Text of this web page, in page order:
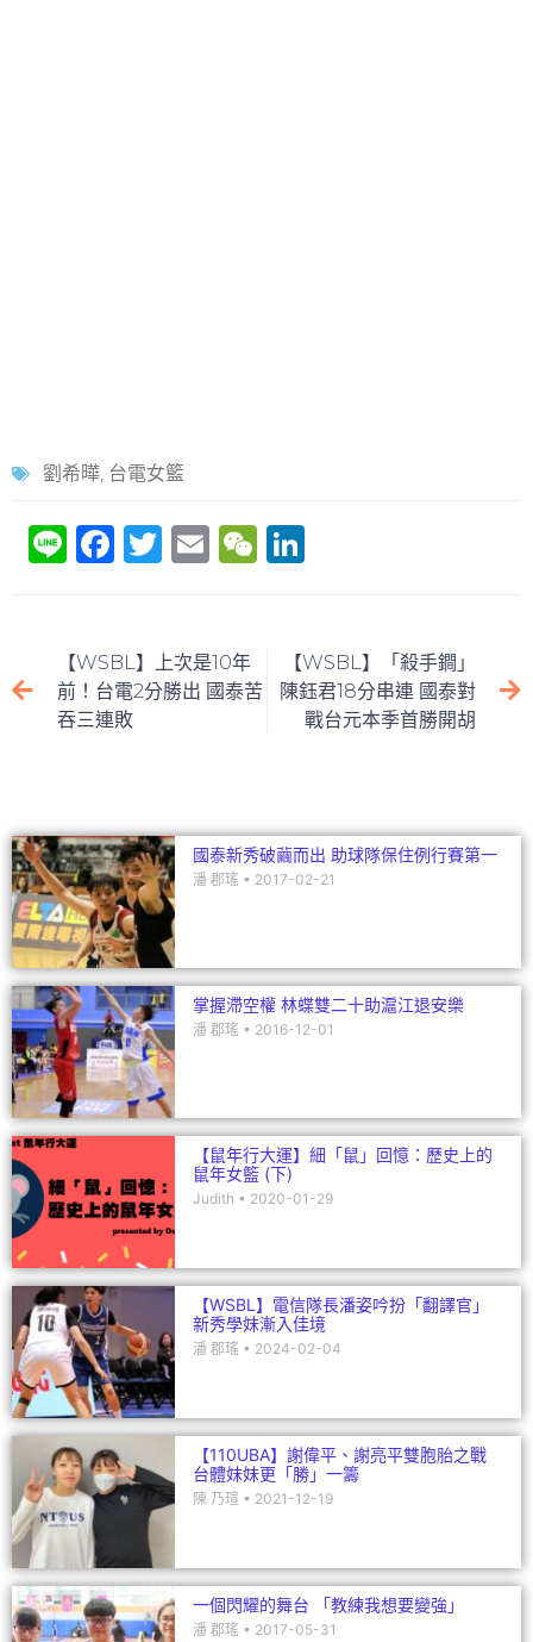
劉希曄, 台電女籃
Li F
e
b
o
T
er
E
l
W
at
e
dI
n
【WSBL】上次是10年
前！台電2分勝出 國泰苦
吞三連敗
【WSBL】「殺手鐧」
陳鈺君18分串連 國泰對
戰台元本季首勝開胡
國泰新秀破繭而出 助球隊保住例行賽第一
潘 郡瑤 2017-02-21
掌握滯空權 林蝶雙二十助滬江退安樂
潘 郡瑤 2016-12-01
【鼠年行大運】細「鼠」回憶：歷史上的
鼠年女籃 (下)
Judith 2020-01-29
【WSBL】電信隊長潘姿吟扮「翻譯官」
新秀學妹漸入佳境
潘 郡瑤 2024-02-04
【110UBA】謝偉平、謝亮平雙胞胎之戰
台體妹妹更「勝」一籌
陳 乃瑄 2021-12-19
一個閃耀的舞台 「教練我想要變強」
潘 郡瑤 2017-05-31